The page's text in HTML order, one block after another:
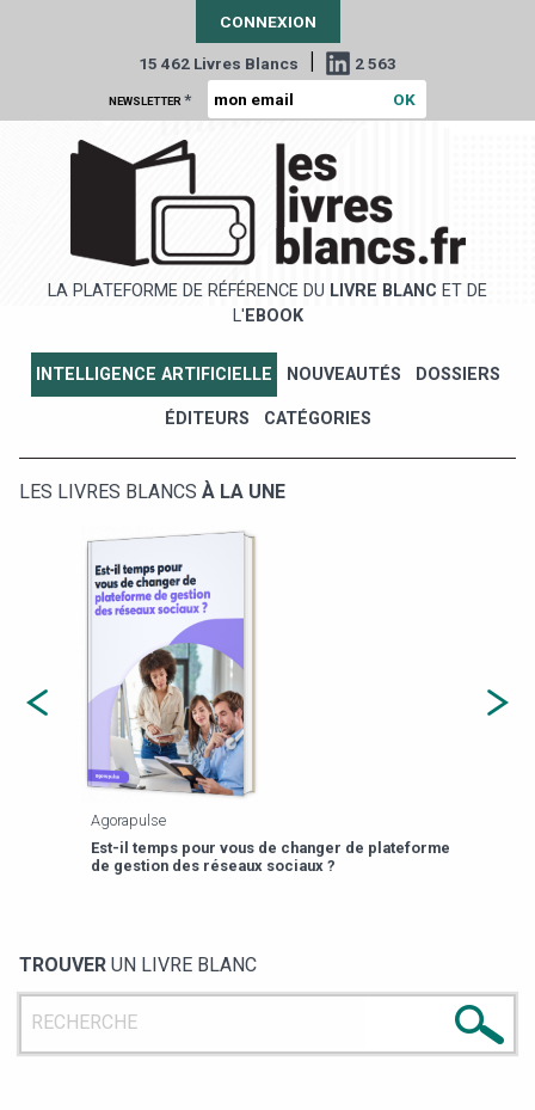
CONNEXION
15 462 Livres Blancs | 2 563
NEWSLETTER *
LA PLATEFORME DE RÉFÉRENCE DU LIVRE BLANC ET DE
L' EBOOK
INTELLIGENCE ARTIFICIELLE NOUVEAUTÉS DOSSIERS
ÉDITEURS CATÉGORIES
LES LIVRES BLANCS À LA UNE
Agorapulse
Est-il temps pour vous de changer de plateforme
de gestion des réseaux sociaux ?
TROUVER UN LIVRE BLANC